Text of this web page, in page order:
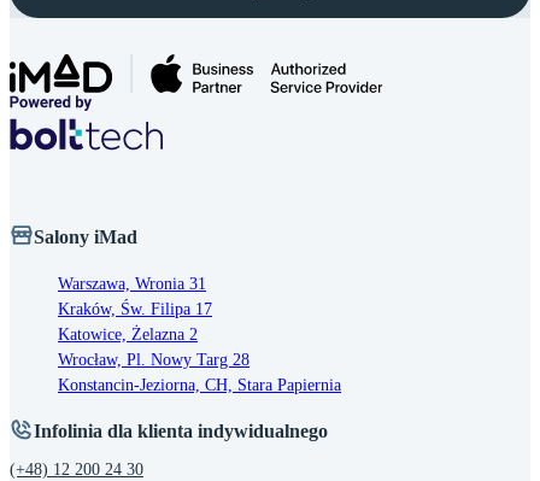
Salony iMad
Warszawa, Wronia 31
Kraków, Św. Filipa 17
Katowice, Żelazna 2
Wrocław, Pl. Nowy Targ 28
Konstancin-Jeziorna, CH, Stara Papiernia
Infolinia dla klienta indywidualnego
(+48) 12 200 24 30